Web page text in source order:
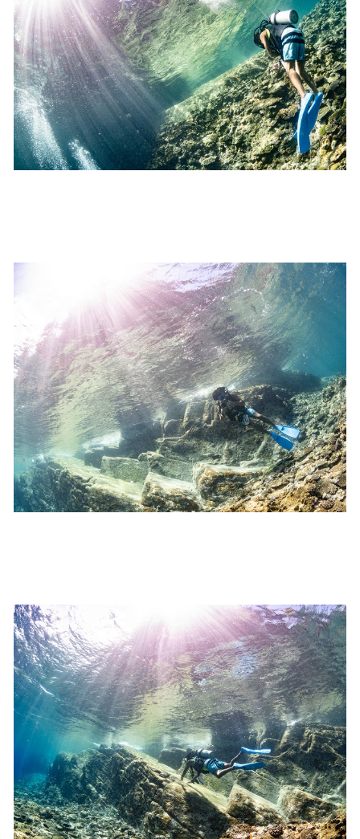
を確認し、ガイドがスイム開始可能と判断した場合にの
みエントリーを行います。
たとえクジラが近くを泳いでいても、状況によってはエ
ントリーを行わない場合があります。
2.人数制限とエントリー順
クジラへのストレス軽減や安全管理の観点から、エント
リー人数を制限する場合があります。また、エントリー
の順番はガイドが決定しますので、必ずその指示に従っ
て準備してください。
ィンキックなどをして泳ぐことも禁止します。クジラは
一度でもそのような行動を取る人間を嫌がってしまう
と、その後スイムで近づくことができなくなる場合が多
いため、必ずこれらの事項をお守りください。
4.スイム遂行の可否と返金について
ツアー当日は、ゲストの安全を最優先とし、可能な限り
スイムが実施できるよう努めます。しかし、万が一海に
エントリーできなかった場合や、クジラを発見できなか
った場合でも返金はいたしませんので、あらかじめご了
承ください。
5.海況について
沖縄の1月～3月は、季節的に海が穏やかな日は多くあり
ません。そのため、多少の波やうねりがある中でスノー
が本ツアーに参加できるレベルに達していないと判断し
た場合には、参加をお断りする場合があります。スキン
ダイビングの経験が浅い方については、条件付きでのご
案内となる場合があります。その際のご返金には応じか
ねますので、あらかじめご了承ください。これまでの経
験については当日ご申告いただきますので、ご不安のあ
る方は事前にご相談ください。
7.器材やスーツのレンタル
ホエールスイム参加時に使用する器材やスーツのレンタ
ルをご希望の方は、事前にお申し出ください。
承諾しました。